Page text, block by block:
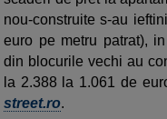
nou-construite s-au
euro pe metru patrat),
din blocurile vechi au
la 2.388 la 1.061 de
street.ro.